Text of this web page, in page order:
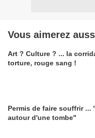
Vous aimerez
Art ? Culture ? ... la
torture, rouge sang !
Permis de faire souffrir ...
autour d'une tombe"